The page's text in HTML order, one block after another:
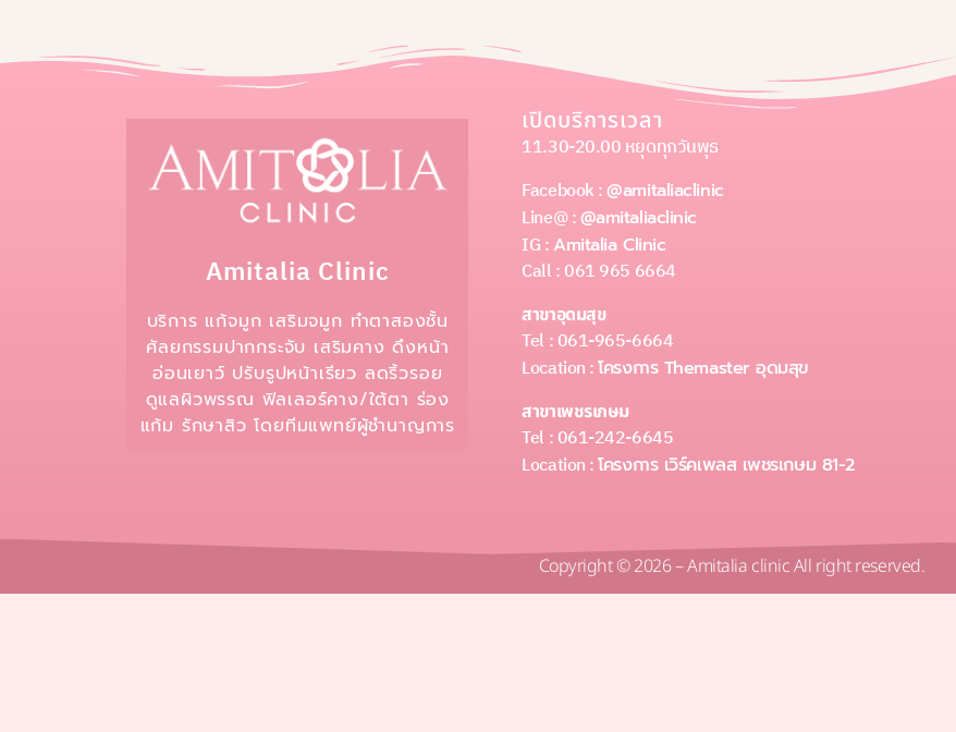
Amitalia Clinic
บริการ แก้จมูก เสริมจมูก ทำตาสองชั้น
ศัลยกรรมปากกระจับ เสริมคาง ดึงหน้า
อ่อนเยาว์ ปรับรูปหน้าเรียว ลดริ้วรอย
ดูแลผิวพรรณ ฟิลเลอร์คาง/ใต้ตา ร่อง
แก้ม รักษาสิว โดยทีมแพทย์ผู้ชำนาญการ
เปิดบริการเวลา
11.30-20.00 หยุดทุกวันพุธ
Facebook :@amitaliaclinic
Line@ :@amitaliaclinic
IG : Amitalia Clinic
Call : 061 965 6664
สาขาอุดมสุข
Tel : 061-965-6664
Location :โครงการ Themaster อุดมสุข
สาขาเพชรเกษม
Tel : 061-242-6645
Location :โครงการ เวิร์คเพลส เพชรเกษม 81-2
Copyright © 2026 – Amitalia clinic All right reserved.